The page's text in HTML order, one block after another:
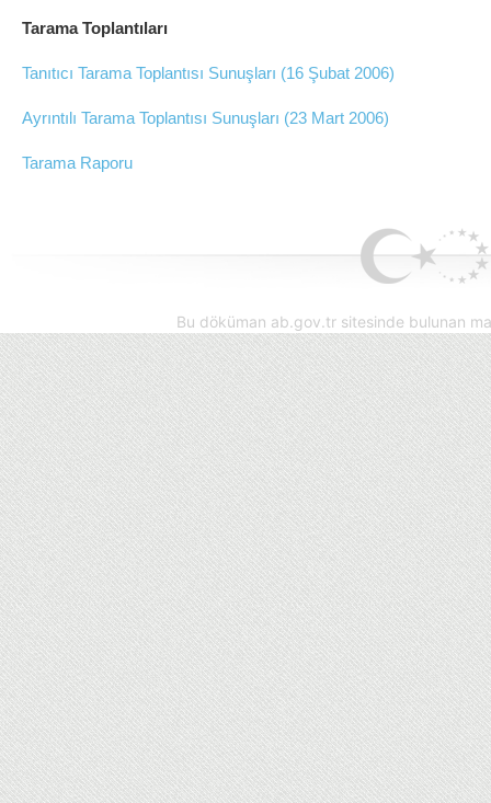
Tarama Toplantıları
Tanıtıcı Tarama Toplantısı Sunuşları (16 Şubat 2006)
Ayrıntılı Tarama Toplantısı Sunuşları (23 Mart 2006)
Tarama Raporu
Bu döküman ab.gov.tr sitesinde bulunan